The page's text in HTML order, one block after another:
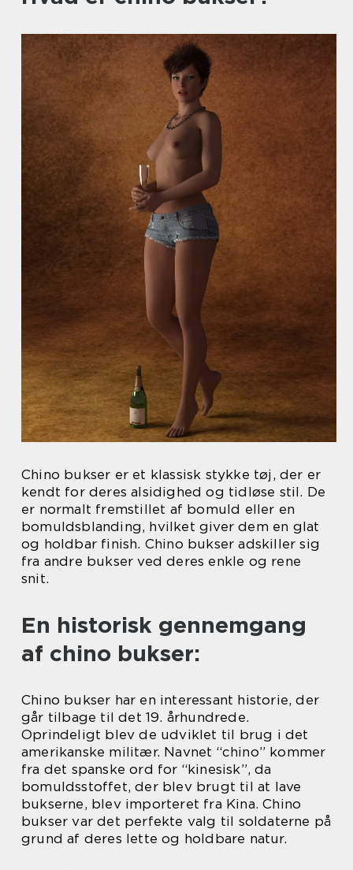
Chino bukser er et klassisk stykke tøj, der er
kendt for deres alsidighed og tidløse stil. De
er normalt fremstillet af bomuld eller en
bomuldsblanding, hvilket giver dem en glat
og holdbar finish. Chino bukser adskiller sig
fra andre bukser ved deres enkle og rene
snit.
En historisk gennemgang
af chino bukser:
Chino bukser har en interessant historie, der
går tilbage til det 19. århundrede.
Oprindeligt blev de udviklet til brug i det
amerikanske militær. Navnet “chino” kommer
fra det spanske ord for “kinesisk”, da
bomuldsstoffet, der blev brugt til at lave
bukserne, blev importeret fra Kina. Chino
bukser var det perfekte valg til soldaterne på
grund af deres lette og holdbare natur.